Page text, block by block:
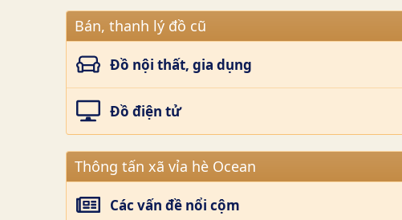
Bán, thanh lý đồ cũ
Đồ nội thất, gia dụng
Đồ điện tử
Thông tấn xã vỉa hè Ocean
Các vấn đề nổi cộm